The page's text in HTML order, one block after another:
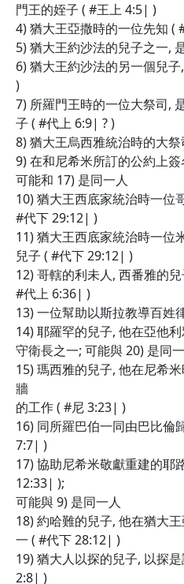
門王的姪子 ( #王上 4:5| )
4) 猶大王亞撒時的一位先知 (
5) 猶大王約沙法的兒子之一,
6) 猶大王約沙法的另一個兒
)
7) 所羅門王時的一位大祭司,
子 ( #代上 6:9| ? )
8) 猶大王烏西雅統治時的大
9) 在和尼希米所訂的公約上
可能和 17) 是同一人
10) 猶大王西底家統治時一位
#代下 29:12| )
11) 猶大王西底家統治時一位
兒子 ( #代下 29:12| )
12) 哥轄的利未人, 西番雅的
#代上 6:36| )
13) 一位幫助以斯拉教導百姓
14) 耶羅罕的兒子, 他在亞他
守衛長之一; 可能與 20) 是同
15) 瑪西雅的兒子, 他在尼希
牆
的工作 ( #尼 3:23| )
16) 同所羅巴伯一同由巴比倫
7:7| )
17) 協助尼希米敬獻重建的耶
12:33| );
可能與 9) 是同一人
18) 約哈難的兒子, 他在猶大
一 ( #代下 28:12| )
19) 猶大人以探的兒子, 以探
2:8| )